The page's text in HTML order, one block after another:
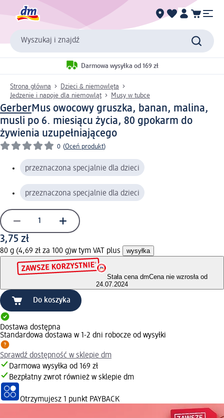
Wyszukaj i znajdź
Darmowa wysyłka od 169 zł
Strona główna
Dzieci & niemowlęta
Jedzenie i napoje dla niemowląt
Musy w tubce
GerberMus owocowy gruszka, banan, malina,
musli po 6. miesiącu życia, 80 gpokarm do
żywienia uzupełniającego
0 (Oceń produkt)
przeznaczona specjalnie dla dzieci
przeznaczona specjalnie dla dzieci
3,75 zł
80 g (4,69 zł za 100 g)w tym VAT plus wysyłka
Stała cena dmCena nie wzrosła od
24.07.2024
Do koszyka
Dostawa dostępna
Standardowa dostawa w 1-2 dni robocze od wysyłki
Sprawdź dostępność w sklepie dm
Darmowa wysyłka od 169 zł
Bezpłatny zwrot również w sklepie dm
Otrzymujesz 1 punkt PAYBACK